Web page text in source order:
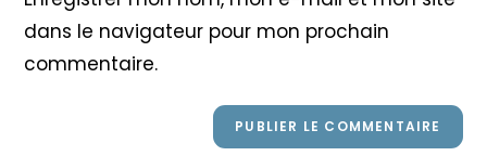
site
(facultatif)
dans le navigateur pour mon prochain
commentaire.